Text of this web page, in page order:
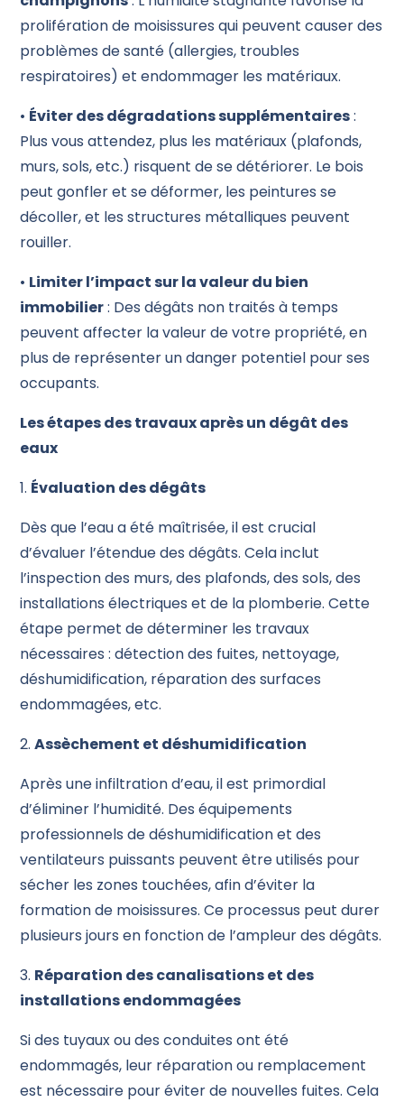
prolifération de moisissures qui peuvent causer des
problèmes de santé (allergies, troubles
respiratoires) et endommager les matériaux.
• Éviter des dégradations supplémentaires:
Plus vous attendez, plus les matériaux (plafonds,
murs, sols, etc.) risquent de se détériorer. Le bois
peut gonfler et se déformer, les peintures se
décoller, et les structures métalliques peuvent
rouiller.
• Limiter l’impact sur la valeur du bien
immobilier: Des dégâts non traités à temps
peuvent affecter la valeur de votre propriété, en
plus de représenter un danger potentiel pour ses
occupants.
Les étapes des travaux après un dégât des
eaux
1. Évaluation des dégâts
Dès que l’eau a été maîtrisée, il est crucial
d’évaluer l’étendue des dégâts. Cela inclut
l’inspection des murs, des plafonds, des sols, des
installations électriques et de la plomberie. Cette
étape permet de déterminer les travaux
nécessaires : détection des fuites, nettoyage,
déshumidification, réparation des surfaces
endommagées, etc.
2.Assèchement et déshumidification
Après une infiltration d’eau, il est primordial
d’éliminer l’humidité. Des équipements
professionnels de déshumidification et des
ventilateurs puissants peuvent être utilisés pour
sécher les zones touchées, afin d’éviter la
formation de moisissures. Ce processus peut durer
plusieurs jours en fonction de l’ampleur des dégâts.
3. Réparation des canalisations et des
installations endommagées
Si des tuyaux ou des conduites ont été
endommagés, leur réparation ou remplacement
est nécessaire pour éviter de nouvelles fuites. Cela